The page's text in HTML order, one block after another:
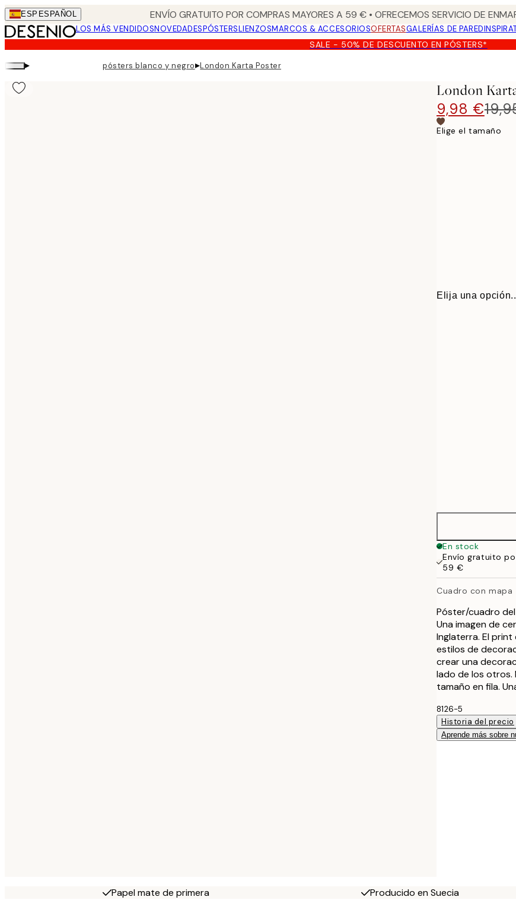
Skip
to
main
content.
ESP ESPAÑOL ENVÍO GRATUITO POR COMPRAS MAYORES A 59 € • OFRECEMOS SERVICIO DE
LOS MÁS VENDIDOSNOVEDADESPÓSTERSLIENZOSMARCOS & ACCESORIOSOFERTASGALERÍAS DE PARED
SALE - 50% DE DESCUENTO EN PÓSTERS*
▸ pósters blanco y negro▸London Karta Poster
London
9,98 €
Elige el tamaño
Elija una
En stock
Envío gratuito
59 €
Cuadro con mapa
Póster/cuadro
Una imagen de
Inglaterra. El
estilos de
crear una
lado de los otros.
tamaño en fila.
8126-5
Historia del precio
Aprende más sobre
Papel mate de primera Producido en Suecia